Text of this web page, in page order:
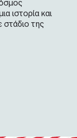
ιστορία και
στάδιο της